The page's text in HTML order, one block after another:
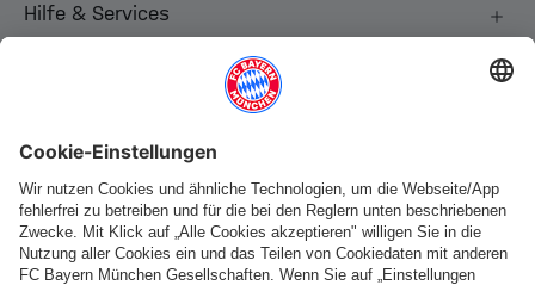
Hilfe & Services
Folge uns